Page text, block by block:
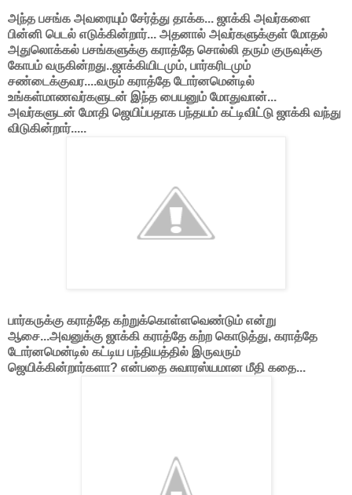
அந்த பசங்க அவரையும் சேர்த்து தாக்க... ஜாக்கி அவர்களை
பின்னி பெடல் எடுக்கின்றார்... அதனால் அவர்களுக்குள் மோதல்
அதுலொக்கல் பசங்களுக்கு கராத்தே சொல்லி தரும் குருவுக்கு
கோபம் வருகின்றது..ஜாக்கியிடமும், பார்கரிடமும்
சண்டைக்குவர....வரும் கராத்தே டோர்னமென்டில்
உங்கள்மாணவர்களுடன் இந்த பையனும் மோதுவான்...
அவர்களுடன் மோதி ஜெயிப்பதாக பந்தயம் கட்டிவிட்டு ஜாக்கி வந்து
விடுகின்றார்.....
பார்கருக்கு கராத்தே கற்றுக்கொள்ளவெண்டும் என்று
ஆசை...அவனுக்கு ஜாக்கி கராத்தே கற்ற கொடுத்து, கராத்தே
டோர்னமென்டில் கட்டிய பந்தியத்தில் இருவரும்
ஜெயிக்கின்றார்களா? என்பதை சுவாரஸ்யமான மீதி கதை...